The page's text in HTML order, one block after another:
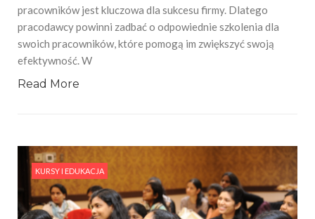
pracowników jest kluczowa dla sukcesu firmy. Dlatego
pracodawcy powinni zadbać o odpowiednie szkolenia dla
swoich pracowników, które pomogą im zwiększyć swoją
efektywność. W
Read More
KURSY I EDUKACJA